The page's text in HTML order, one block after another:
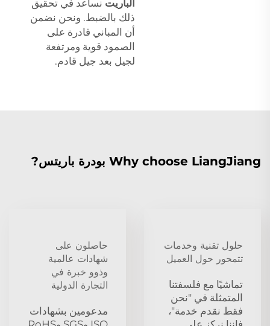
الباريت نساعد في تحقيق
ذلك بالضبط. ونحن نضمن
أن المباني قادرة على
الصمود قوية ومرتفعة
لجيل بعد جيل قادم.
Why choose LiangJiang بودرة باريتس?
حلول تقنية وخدمات
تتمحور حول العميل
تماشيًا مع فلسفتنا
المتمثلة في "نحن
فقط نقدم خدمة"،
حاصلون على
شهادات عالمية
وذوو خبرة في
التجارة الدولية
مدعومين بشهادات